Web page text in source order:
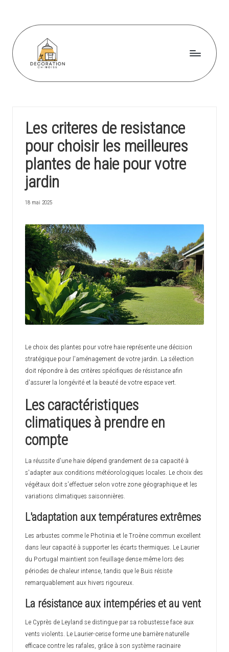
content
D
o
r
a
ti
o
n
c
h
i
n
o
i
s
e
Les criteres de resistance
pour choisir les meilleures
plantes de haie pour votre
jardin
18 mai 2025
Le choix des plantes pour votre haie représente une décision
stratégique pour l'aménagement de votre jardin. La sélection
doit répondre à des critères spécifiques de résistance afin
d'assurer la longévité et la beauté de votre espace vert.
Les caractéristiques
climatiques à prendre en
compte
La réussite d'une haie dépend grandement de sa capacité à
s'adapter aux conditions météorologiques locales. Le choix des
végétaux doit s'effectuer selon votre zone géographique et les
variations climatiques saisonnières.
L'adaptation aux températures extrêmes
Les arbustes comme le Photinia et le Troène commun excellent
dans leur capacité à supporter les écarts thermiques. Le Laurier
du Portugal maintient son feuillage dense même lors des
périodes de chaleur intense, tandis que le Buis résiste
remarquablement aux hivers rigoureux.
La résistance aux intempéries et au vent
Le Cyprès de Leyland se distingue par sa robustesse face aux
vents violents. Le Laurier-cerise forme une barrière naturelle
efficace contre les rafales, grâce à son système racinaire